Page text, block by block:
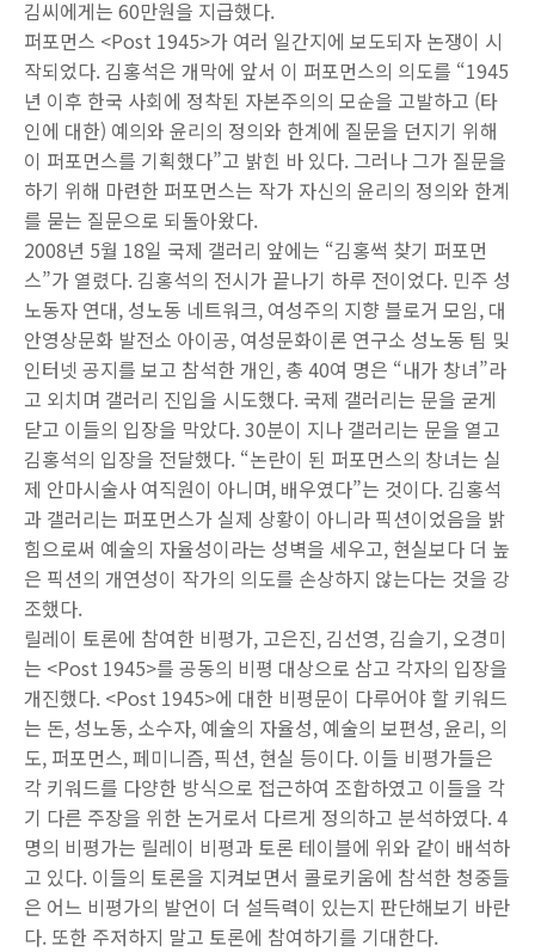
김씨에게는 60만원을 지급했다.
퍼포먼스 <Post 1945>가 여러 일간지에 보도되자 논쟁이 시
작되었다.김홍석은 개막에 앞서 이 퍼포먼스의 의도를 “1945
년 이후 한국 사회에 정착된 자본주의의 모순을 고발하고 (타
인에 대한) 예의와 윤리의 정의와 한계에 질문을 던지기 위해
이 퍼포먼스를 기획했다”고 밝힌 바 있다. 그러나 그가 질문을
하기 위해 마련한 퍼포먼스는 작가 자신의 윤리의 정의와 한계
를 묻는 질문으로 되돌아왔다.
2008년 5월 18일 국제 갤러리 앞에는 “김홍썩 찾기 퍼포먼
스”가 열렸다.김홍석의 전시가 끝나기 하루 전이었다. 민주 성
노동자 연대, 성노동 네트워크, 여성주의 지향 블로거 모임, 대
안영상문화 발전소 아이공, 여성문화이론 연구소 성노동 팀 및
인터넷 공지를 보고 참석한 개인, 총 40여 명은 “내가 창녀”라
고 외치며 갤러리 진입을 시도했다. 국제 갤러리는 문을 굳게
닫고 이들의 입장을 막았다. 30분이 지나 갤러리는 문을 열고
김홍석의 입장을 전달했다. “논란이 된 퍼포먼스의 창녀는 실
제 안마시술사 여직원이 아니며, 배우였다”는 것이다.김홍석
과 갤러리는 퍼포먼스가 실제 상황이 아니라 픽션이었음을 밝
힘으로써 예술의 자율성이라는 성벽을 세우고, 현실보다 더 높
은 픽션의 개연성이 작가의 의도를 손상하지 않는다는 것을 강
조했다.
릴레이 토론에 참여한 비평가, 고은진,김선영,김슬기, 오경미
는 <Post 1945>를 공동의 비평 대상으로 삼고 각자의 입장을
개진했다. <Post 1945>에 대한 비평문이 다루어야 할 키워드
는 돈, 성노동, 소수자, 예술의 자율성, 예술의 보편성,윤리, 의
도, 퍼포먼스,페미니즘, 픽션, 현실 등이다. 이들 비평가들은
각 키워드를 다양한 방식으로 접근하여 조합하였고 이들을 각
기 다른 주장을 위한 논거로서 다르게 정의하고 분석하였다. 4
명의 비평가는 릴레이 비평과 토론 테이블에 위와 같이 배석하
고 있다. 이들의 토론을 지켜보면서 콜로키움에 참석한 청중들
은 어느 비평가의 발언이 더 설득력이 있는지 판단해보기 바란
다. 또한 주저하지 말고 토론에 참여하기를 기대한다.